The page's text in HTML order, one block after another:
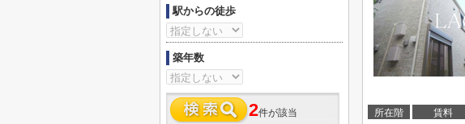
所在階 賃料
駅からの徒歩
築年数
2件が該当